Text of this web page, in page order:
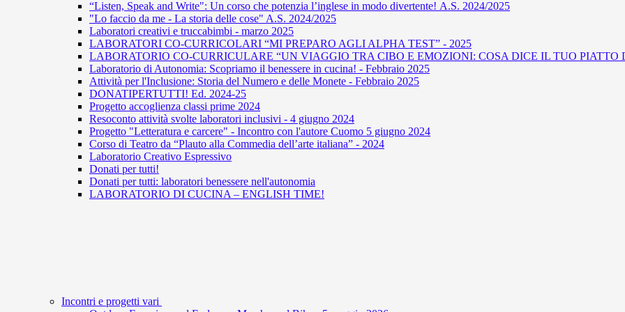
“Listen, Speak and Write": Un corso che potenzia l’inglese in modo divertente! A.S. 2024/2025
"Lo faccio da me - La storia delle cose" A.S. 2024/2025
Laboratori creativi e truccabimbi - marzo 2025
LABORATORI CO-CURRICOLARI “MI PREPARO AGLI ALPHA TEST” - 2025
LABORATORIO CO-CURRICULARE “UN VIAGGIO TRA CIBO E EMOZIONI: COSA DICE IL TUO PIATTO
Laboratorio di Autonomia: Scopriamo il benessere in cucina! - Febbraio 2025
Attività per l'Inclusione: Storia del Numero e delle Monete - Febbraio 2025
DONATIPERTUTTI! Ed. 2024-25
Progetto accoglienza classi prime 2024
Resoconto attività svolte laboratori inclusivi - 4 giugno 2024
Progetto "Letteratura e carcere" - Incontro con l'autore Cuomo 5 giugno 2024
Corso di Teatro da “Plauto alla Commedia dell’arte italiana” - 2024
Laboratorio Creativo Espressivo
Donati per tutti!
Donati per tutti: laboratori benessere nell'autonomia
LABORATORIO DI CUCINA – ENGLISH TIME!
Incontri e progetti vari